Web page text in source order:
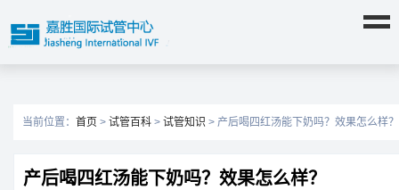
当前位置： 首页 > 试管百科 > 试管知识 > 产后喝四红汤能下奶吗？效果怎么样？
产后喝四红汤能下奶吗？效果怎么样？